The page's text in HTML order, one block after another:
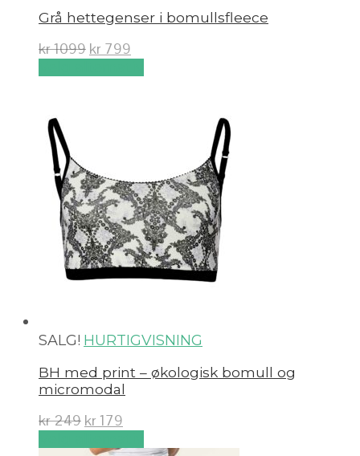
Grå hettegenser i bomullsfleece
kr1099 kr 799
SALG! HURTIGVISNING
BH med print – økologisk bomull og
micromodal
kr249 kr 179